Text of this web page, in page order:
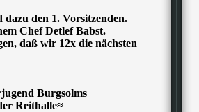
den 1. Vorsitzenden.
Chef Detlef Babst.
daß wir 12x die nächsten
Burgsolms
Reithalle≈